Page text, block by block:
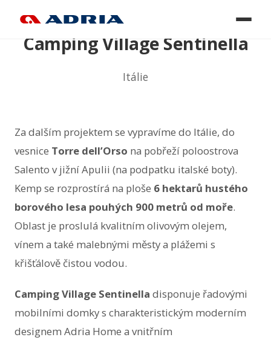
Camping Village Sentinella
Itálie
Za dalším projektem se vypravíme do Itálie, do
vesnice Torre dell’Orso na pobřeží poloostrova
Salento v jižní Apulii (na podpatku italské boty).
Kemp se rozprostírá na ploše 6 hektarů hustého
borového lesa pouhých 900 metrů od moře.
Oblast je proslulá kvalitním olivovým olejem,
vínem a také malebnými městy a plážemi s
křišťálově čistou vodou.
Camping Village Sentinella disponuje řadovými
mobilními domky s charakteristickým moderním
designem Adria Home a vnitřním